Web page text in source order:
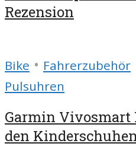
Rezension
Bike • Fahrerzubehör
Pulsuhren
Garmin Vivosmart
den